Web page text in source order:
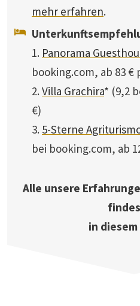
mehr erfahren.
1. Panorama
booking.com, ab 83 €
2. Villa Grachira* (9,2
€)
3. 5-Sterne
bei booking.com, ab
Alle unsere
in